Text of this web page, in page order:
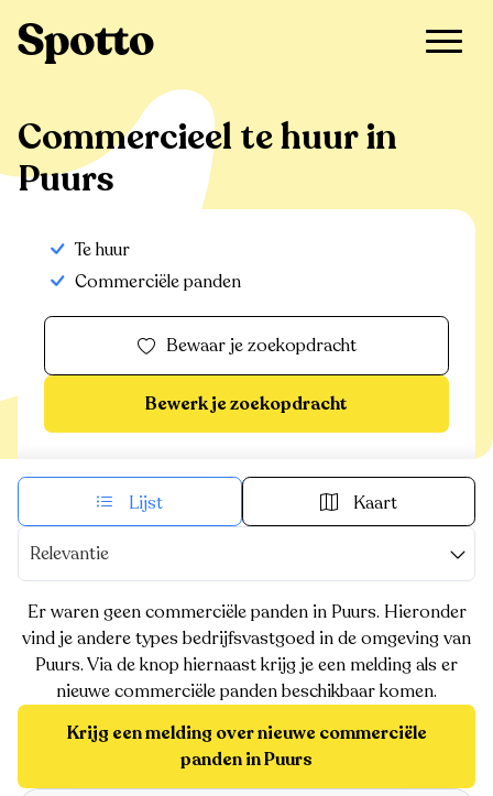
Puurs > Commercieel
Commercieel te huur in
Puurs
Te huur
Commerciële panden
Bewaar je zoekopdracht
Bewerk je zoekopdracht
Lijst Kaart
Relevantie
Er waren geen commerciële panden in Puurs. Hieronder
vind je andere types bedrijfsvastgoed in de omgeving van
Puurs. Via de knop hiernaast krijg je een melding als er
nieuwe commerciële panden beschikbaar komen.
Krijg een melding over nieuwe commerciële
panden in Puurs